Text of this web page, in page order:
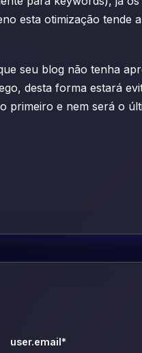
esta otimização tende
seu blog não tenha
desta forma estará
primeiro e nem será o
user.email*